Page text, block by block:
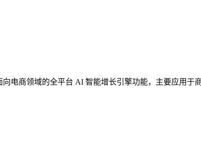
电商领域的全平台 AI 智能增长引擎功能，主要应用于